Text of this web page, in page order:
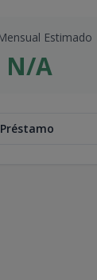
Estimado
N/A